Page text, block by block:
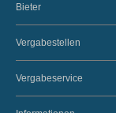
Bieter
Vergabestellen
Vergabeservice